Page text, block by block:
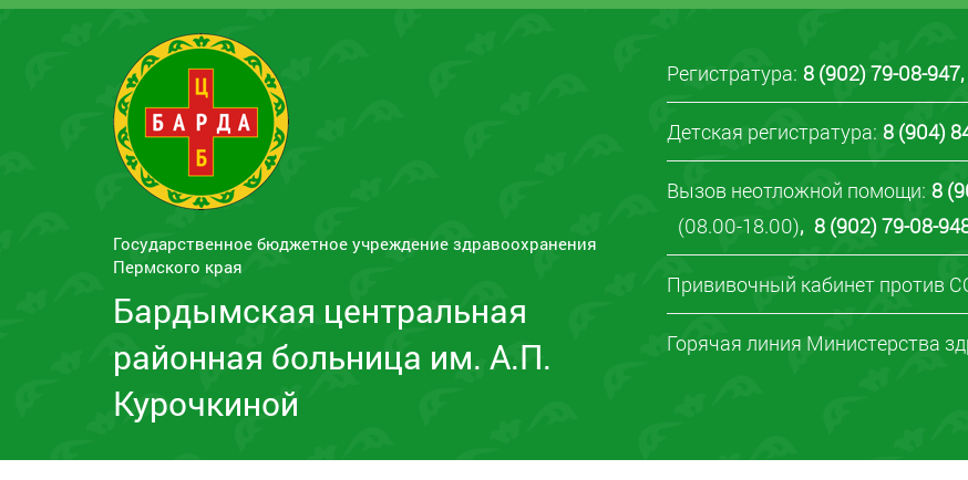
Государственное бюджетное учреждение здравоохранения
Пермского края
Бардымская центральная
районная больница им. А.П.
Курочкиной
Регистратура: 8 (902) 79-08-947,
Детская регистратура: 8 (904)
Вызов неотложной помощи: 8
(08.00-18.00), 8 (902) 79-08-
Прививочный кабинет против
Горячая линия Министерства